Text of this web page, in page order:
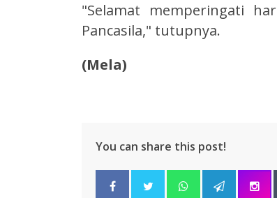
"Selamat memperingati
Pancasila," tutupnya.
(Mela)
You can share this post!